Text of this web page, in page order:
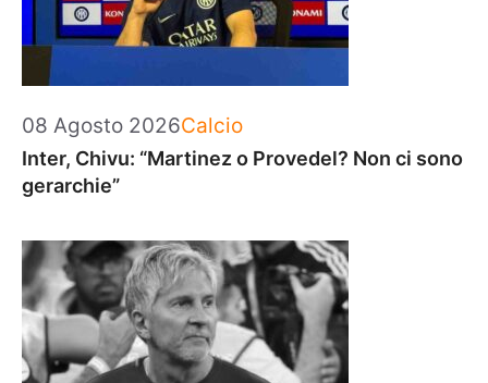
08 Agosto 2026Categorie
Calcio
Inter, Chivu: “Martinez o Provedel? Non ci sono
gerarchie”